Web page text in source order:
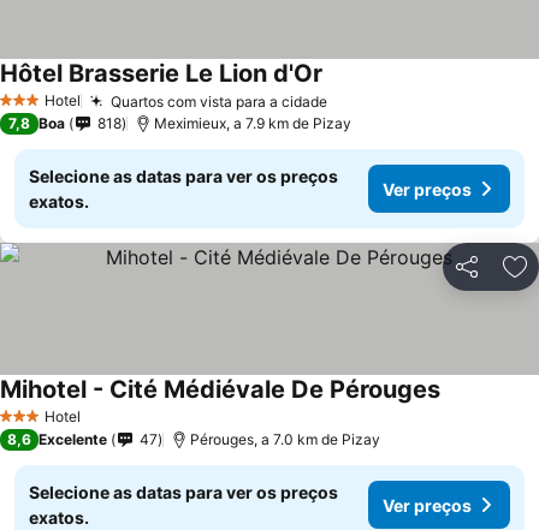
3 EstrelasHotel Quartos com vista para a cidade
Hôtel Brasserie Le Lion d'Or
7,8 Boa 818 Meximieux, a 7.9 km de Pizay
Selecione as datas para ver os preços
exatos.
Ver preços
Partilhar
3 EstrelasHotel
Mihotel - Cité Médiévale De Pérouges
8,6 Excelente 47 Pérouges, a 7.0 km de Pizay
Selecione as datas para ver os preços
exatos.
Ver preços